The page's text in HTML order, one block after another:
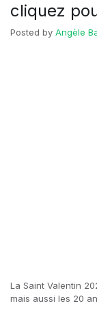
cliquez
Posted by Angèle
La Saint Valentin
mais aussi les 20